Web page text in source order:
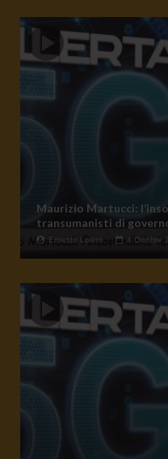
Maurizio Martucci:
transumanisti di
Ernesto Loiero 4 Ottobre